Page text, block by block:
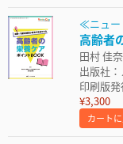
≪ニュー
高齢者
田村 佳
出版社
印刷版
¥3,300
カート